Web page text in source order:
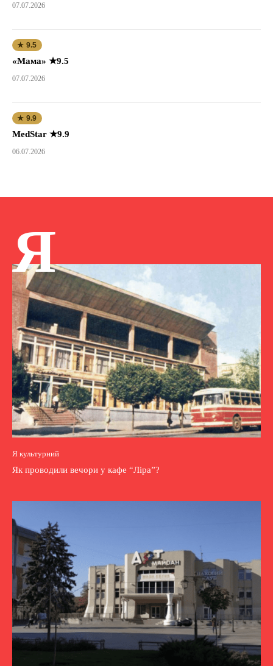
07.07.2026
★ 9.5
«Мама» ★9.5
07.07.2026
★ 9.9
MedStar ★9.9
06.07.2026
Я
Я культурний
Як проводили вечори у кафе “Ліра”?